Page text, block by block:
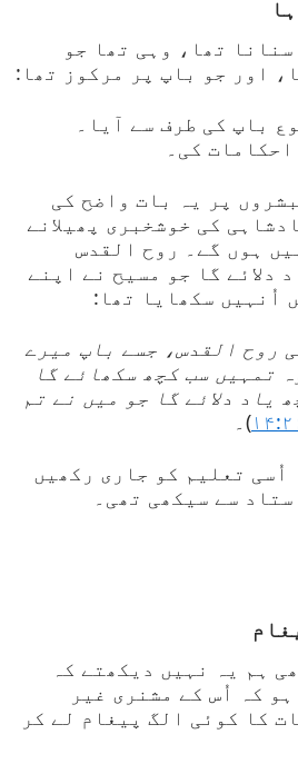
تھا، وہی تھا جو
اور جو باپ پر مرکوز تھا:
باپ کی طرف سے آیا۔
کی۔
پر یہ بات واضح کی
کی خوشخبری پھیلانے
ہوں گے۔ روح القدس
دلائے گا جو مسیح نے اپنے
اُنہیں سکھایا تھا:
روح القدس، جسے باپ میرے
تمہیں سب کچھ سکھائے گا
یاد دلائے گا جو میں نے تم
)۔
اُسی تعلیم کو جاری رکھیں
سے سیکھی تھی۔
ہم یہ نہیں دیکھتے کہ
کہ اُس کے مشنری غیر
کا کوئی الگ پیغام لے کر